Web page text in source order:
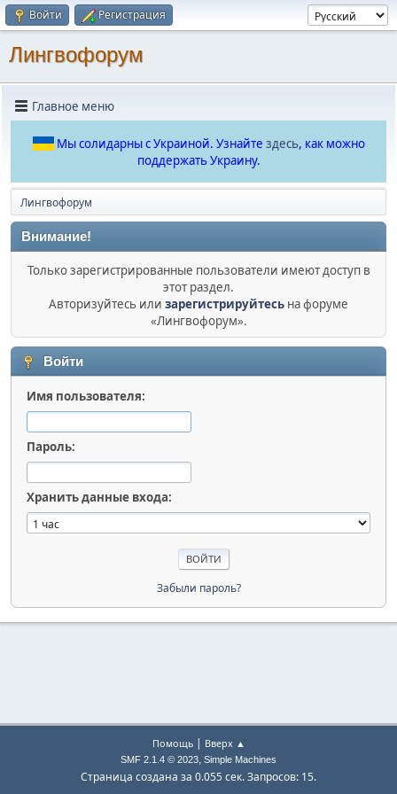
Войти Регистрация
Лингвофорум
Главное меню
Мы солидарны с Украиной. Узнайте здесь, как можно
поддержать Украину.
Лингвофорум
Внимание!
Только зарегистрированные пользователи имеют доступ в
этот раздел.
Авторизуйтесь или зарегистрируйтесь на форуме
«Лингвофорум».
Войти
Имя пользователя:
Пароль:
Хранить данные входа:
Забыли пароль?
Помощь| Вверх ▲
SMF 2.1.4 © 2023, Simple Machines
Страница создана за 0.055 сек. Запросов: 15.